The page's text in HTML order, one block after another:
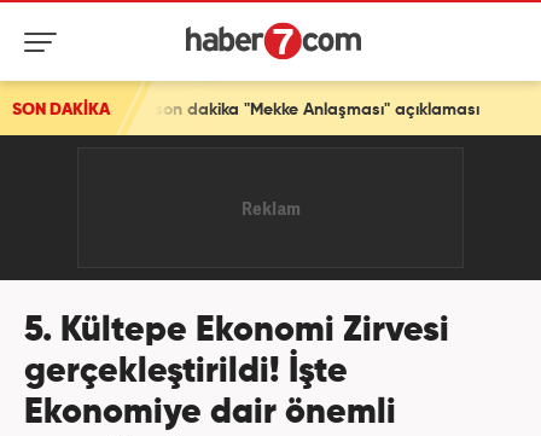
SON DAKİKA
"Mekke Anlaşması" açıklaması
5. Kültepe Ekonomi Zirvesi
gerçekleştirildi! İşte
Ekonomiye dair önemli